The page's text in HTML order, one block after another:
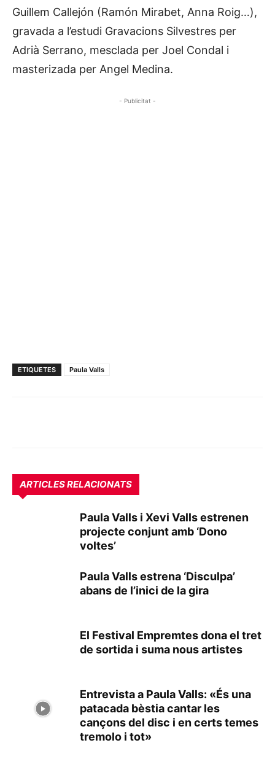
Guillem Callejón (Ramón Mirabet, Anna Roig…),
gravada a l’estudi Gravacions Silvestres per
Adrià Serrano, mesclada per Joel Condal i
masterizada per Angel Medina.
- Publicitat -
ETIQUETES Paula Valls
ARTICLES RELACIONATS
Paula Valls i Xevi Valls estrenen
projecte conjunt amb ‘Dono
voltes’
Paula Valls estrena ‘Disculpa’
abans de l’inici de la gira
El Festival Empremtes dona el tret
de sortida i suma nous artistes
Entrevista a Paula Valls: «És una
patacada bèstia cantar les
cançons del disc i en certs temes
tremolo i tot»